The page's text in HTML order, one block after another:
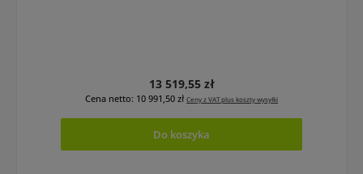
Cena regularna:
13 519,55 zł
Cena netto: 10 991,50 zł Ceny z VAT plus koszty wysyłki
Do koszyka